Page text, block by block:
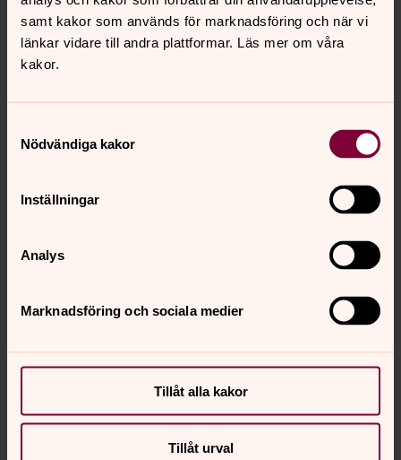
samt kakor som används för marknadsföring och när vi
länkar vidare till andra plattformar. Läs mer om våra
kakor.
Nödvändiga kakor
Inställningar
Analys
Marknadsföring och sociala medier
Tillåt alla kakor
Tillåt urval